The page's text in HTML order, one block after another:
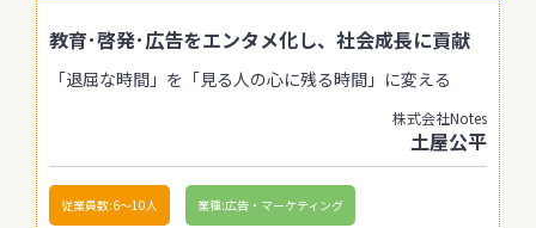
教育･啓発･広告をエンタメ化し、社会成長に貢献
「退屈な時間」を「見る人の心に残る時間」に変える
株式会社Notes
土屋公平
従業員数:6～10人 業種:広告・マーケティング